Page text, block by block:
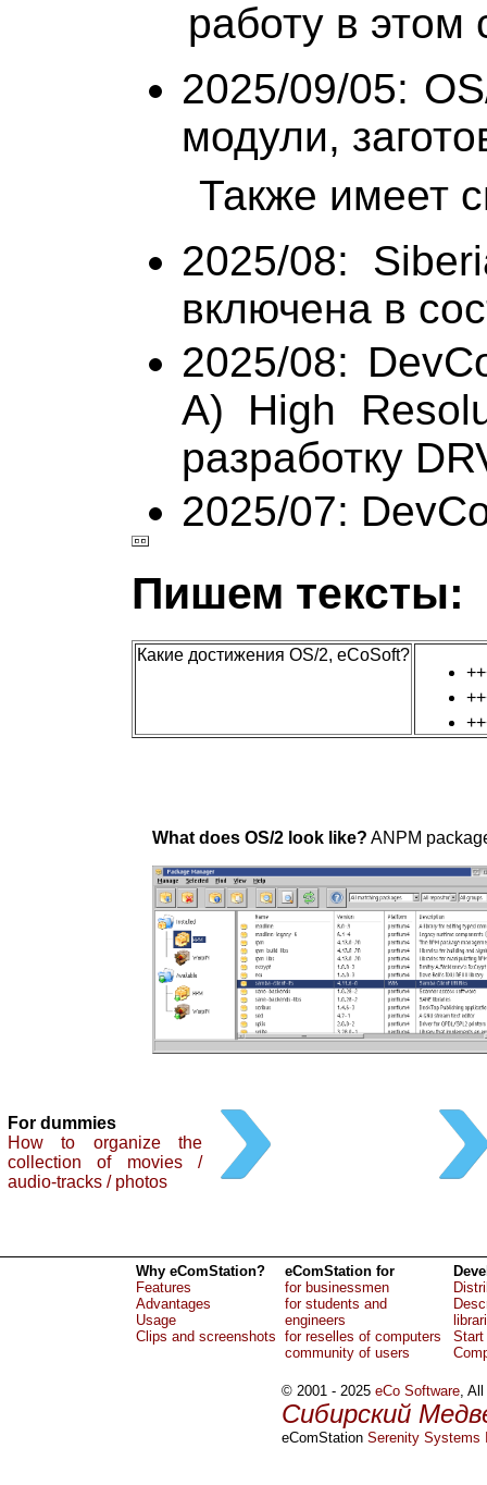
работу в этом
2025/09/05:
модули,
Также имеет
2025/08:
включена в
2025/08:
A) High
разработку
2025/07:
Пишем тексты:
Какие достижения OS/2, eCoSoft?
What does OS/2 look like? ANPM
For dummies
How to organize the
collection of movies /
audio-tracks / photos
Why eComStation?
Features
Advantages
Usage
Clips and screenshots
eComStation for
for businessmen
for students and
engineers
for reselles of computers
community of users
Start
© 2001 - 2025 eCo Software, All
Сибирский
eComStation Serenity Systems